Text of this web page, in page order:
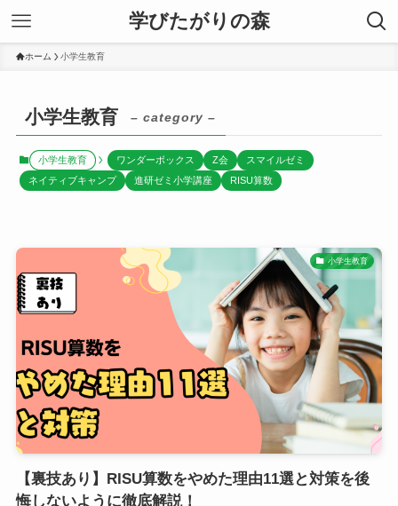
学びたがりの森
ホーム 小学生教育
小学生教育 – category –
小学生教育 ワンダーボックス Z会
スマイルゼミ
ネイティブキャンプ
進研ゼミ小学講座 RISU算数
小学生教育
【裏技あり】RISU算数をやめた理由11選と対策を後
悔しないように徹底解説！